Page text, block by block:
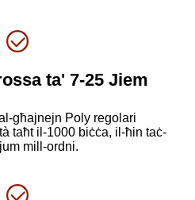
ta' 7-25 Jiem
għajnejn Poly regolari
taħt il-1000 biċċa, il-ħin taċ-
mill-ordni.